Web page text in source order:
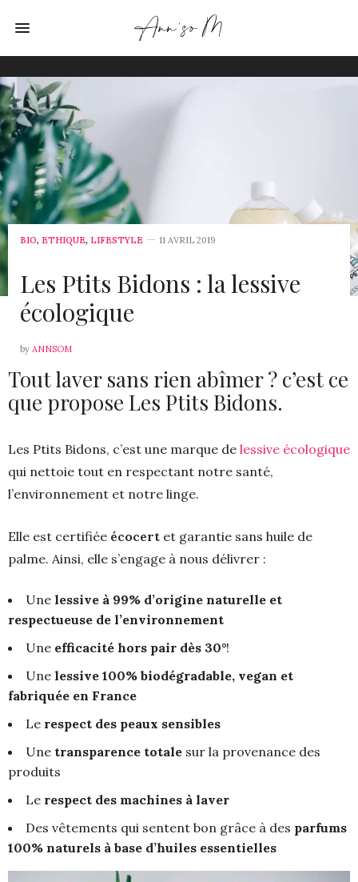
BIO, ETHIQUE, LIFESTYLE 11 AVRIL 2019
Les Ptits Bidons : la lessive
écologique
by ANNSOM
Tout laver sans rien abîmer ? c’est ce
que propose Les Ptits Bidons.
Les Ptits Bidons, c’est une marque de lessive écologique
qui nettoie tout en respectant notre santé,
l’environnement et notre linge.
Elle est certifiée écocert et garantie sans huile de
palme. Ainsi, elle s’engage à nous délivrer :
Une lessive à 99% d’origine naturelle et
respectueuse de l’environnement
Une efficacité hors pair dès 30°!
Une lessive 100% biodégradable, vegan et
fabriquée en France
Le respect des peaux sensibles
Une transparence totale sur la provenance des
produits
Le respect des machines à laver
Des vêtements qui sentent bon grâce à des parfums
100% naturels à base d’huiles essentielles